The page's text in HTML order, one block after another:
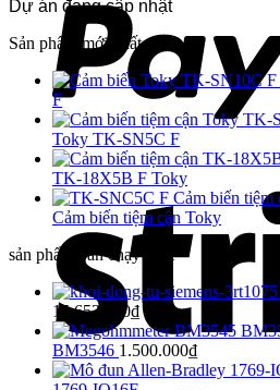
Dự án đang cập nhật
Sản phẩm mới nhất
F
Toky TK-SN5C F
TK-18X5B F Toky
Cảm biến tiệm cận Toky
sản phẩm bán chạy nhất
15.653.000₫
BM3546 1.500.000₫